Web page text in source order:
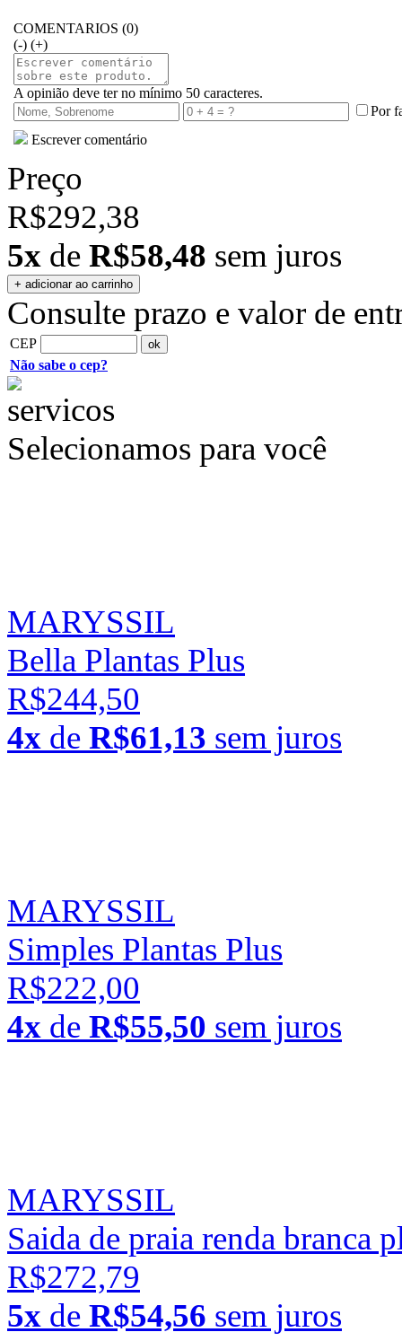
COMENTARIOS (0)
(-) (+)
A opinião deve ter no mínimo 50 caracteres.
Por
Escrever comentário
Preço
R$292,38
5x de R$58,48 sem juros
Consulte prazo e valor de
CEP
Não sabe o cep?
Selecionamos para você
MARYSSIL
Bella Plantas Plus
R$244,50
4x de R$61,13 sem juros
MARYSSIL
Simples Plantas Plus
R$222,00
4x de R$55,50 sem juros
MARYSSIL
Saida de praia renda branca
R$272,79
5x de R$54,56 sem juros